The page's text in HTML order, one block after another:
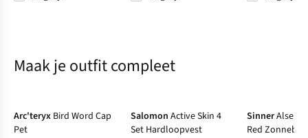
Maak je outfit compleet
Arc'teryx Bird Word Cap
Pet
Salomon Active Skin 4
Set Hardloopvest
SinnerAlseis
Red Zonnebril